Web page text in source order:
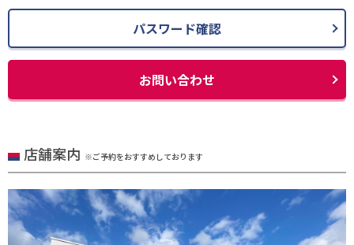
パスワード確認
お問い合わせ
店舗案内 ※ご予約をおすすめしております